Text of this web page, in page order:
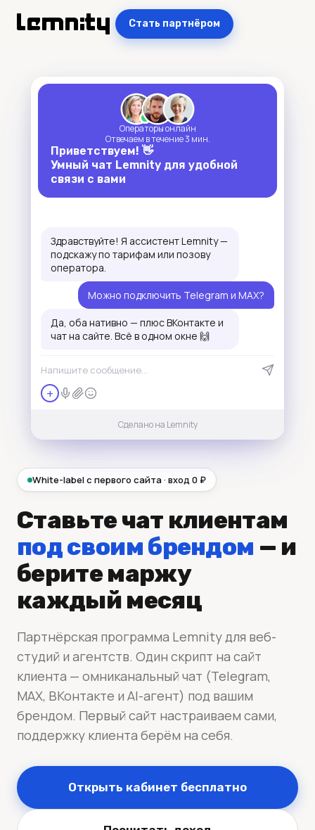
Стать партнёром
White-label с первого сайта · вход 0 ₽
Ставьте чат клиентам
под своим брендом — и
берите маржу
каждый месяц
Партнёрская программа Lemnity для веб-
студий и агентств. Один скрипт на сайт
клиента — омниканальный чат (Telegram,
MAX, ВКонтакте и AI-агент) под вашим
брендом. Первый сайт настраиваем сами,
поддержку клиента берём на себя.
Открыть кабинет бесплатно
Операторы онлайн
Отвечаем в течение 3 мин.
Приветствуем! 👋
Умный чат Lemnity для удобной
связи с вами
Здравствуйте! Я ассистент Lemnity —
подскажу по тарифам или позову
оператора.
Можно подключить Telegram и MAX?
Да, оба нативно — плюс ВКонтакте и
чат на сайте. Всё в одном окне 🙌
Напишите сообщение…
+
Сделано на Lemnity